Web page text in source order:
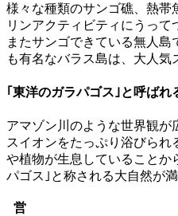
様々な種類のサンゴ礁、熱帯
リンアクティビティにうって
またサンゴできている無人
も有名なバラス島は、大人気
｢東洋のガラパゴス｣と呼ばれ
アマゾン川のような世界観が
スイオンをたっぷり浴びら
や植物が生息していることか
パゴス｣と称される大自然が
営